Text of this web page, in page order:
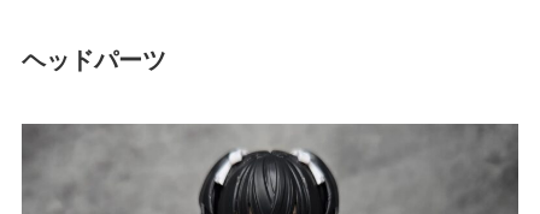
ヘッドパーツ